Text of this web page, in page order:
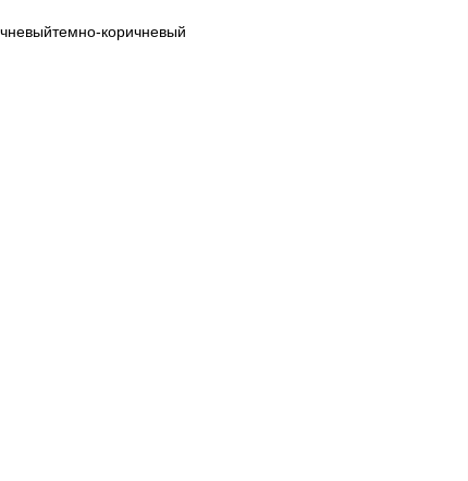
темно-коричневый